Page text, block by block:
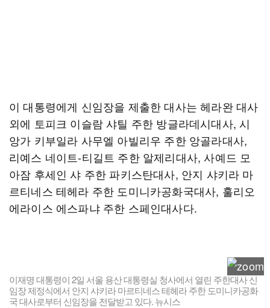
이 대통령에게 신임장을 제출한 대사는 헤라완 대사
외에 토피크 이슬람 샤틸 주한 방글라데시대사, 시
앙가 키부일라 사무엘 아빌리우 주한 앙골라대사,
리예스 네이트-티길트 주한 알제리대사, 사예드 모
아잠 후세인 샤 주한 파키스탄대사, 안지 샤키라 마
르티네스 테헤라 주한 도미니카공화국대사, 훌리오
에라이스 에스파냐 주한 스페인대사다.
이재명 대통령이 2일 서울 용산 대통령실 청사에서 열린 주한대사 신
임장 제정식에서 안지 샤키라 마르티네스 테헤라 주한 도미니카공화
국 대사로부터 신임장을 전달받고 있다. 뉴시스